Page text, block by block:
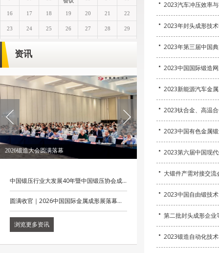
资讯
2026锻造大会圆满落幕
中国锻压行业大发展40年暨中国锻压协会成...
圆满收官｜2026中国国际金属成形展落幕...
浏览更多资讯
2023汽车冲压效率
2023年封头成形技
2023年第三届中国
2023中国国际锻造
2023新能源汽车金
2023钛合金、高温
2023中国有色金属
2023第六届中国现
大锻件产需对接交
2023中国自由锻技
第二批封头成形企业
2023锻造自动化技